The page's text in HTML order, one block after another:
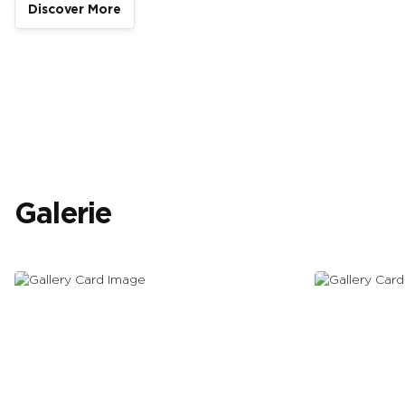
Discover More
Galerie